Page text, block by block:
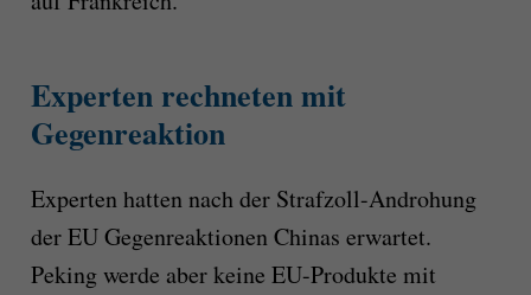
Experten rechneten mit
Gegenreaktion
Experten hatten nach der Strafzoll-Androhung
der EU Gegenreaktionen Chinas erwartet.
Peking werde aber keine EU-Produkte mit